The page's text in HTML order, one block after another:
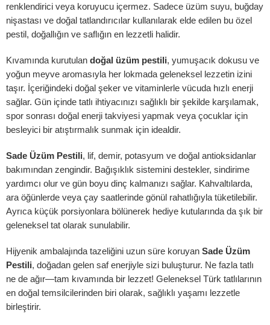
renklendirici veya koruyucu içermez. Sadece üzüm suyu, buğday
nişastası ve doğal tatlandırıcılar kullanılarak elde edilen bu özel
pestil, doğallığın ve saflığın en lezzetli halidir.
Kıvamında kurutulan doğal üzüm pestili, yumuşacık dokusu ve
yoğun meyve aromasıyla her lokmada geleneksel lezzetin izini
taşır. İçeriğindeki doğal şeker ve vitaminlerle vücuda hızlı enerji
sağlar. Gün içinde tatlı ihtiyacınızı sağlıklı bir şekilde karşılamak,
spor sonrası doğal enerji takviyesi yapmak veya çocuklar için
besleyici bir atıştırmalık sunmak için idealdir.
Sade Üzüm Pestili, lif, demir, potasyum ve doğal antioksidanlar
bakımından zengindir. Bağışıklık sistemini destekler, sindirime
yardımcı olur ve gün boyu dinç kalmanızı sağlar. Kahvaltılarda,
ara öğünlerde veya çay saatlerinde gönül rahatlığıyla tüketilebilir.
Ayrıca küçük porsiyonlara bölünerek hediye kutularında da şık bir
geleneksel tat olarak sunulabilir.
Hijyenik ambalajında tazeliğini uzun süre koruyan Sade Üzüm
Pestili, doğadan gelen saf enerjiyle sizi buluşturur. Ne fazla tatlı
ne de ağır—tam kıvamında bir lezzet! Geleneksel Türk tatlılarının
en doğal temsilcilerinden biri olarak, sağlıklı yaşamı lezzetle
birleştirir.
ekle
göndermek için %1$slogged'a %2$s giriş yapmış olmanız
Log In